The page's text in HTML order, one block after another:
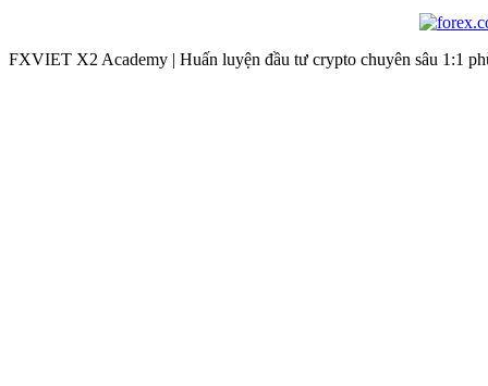
FXVIET X2 Academy | Huấn luyện đầu tư crypto chuyên sâu 1:1